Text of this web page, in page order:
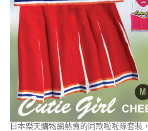
日本樂天購物網熱賣的同款啦啦隊套裝，